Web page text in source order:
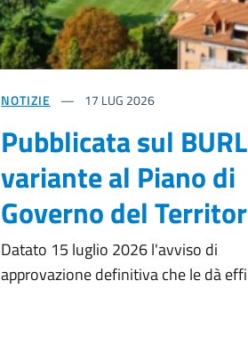
NOTIZIE 17 LUG 2026
Pubblicata sul
variante al Piano di
Governo del
Datato 15 luglio 2026 l'avviso di
approvazione definitiva che le dà